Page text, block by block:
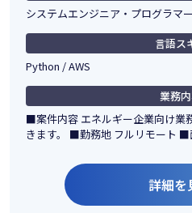
システムエンジニア・プログラマー
言語ス
Python / AWS
業務
■案件内容 エネルギー企業向け業
きます。 ■勤務地 フルリモート
詳細を